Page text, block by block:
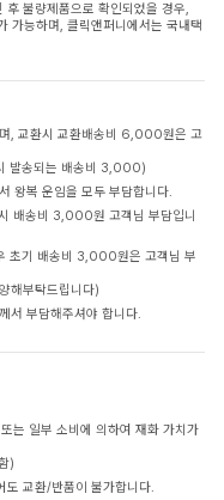
불량제품으로 확인되었을 경우,
가능하며, 클릭앤퍼니에서는 국내택
, 교환시 교환배송비 6,000원은 고
발송되는 배송비 3,000)
왕복 운임을 모두 부담합니다.
배송비 3,000원 고객님 부담입니
초기 배송비 3,000원은 고객님 부
해부탁드립니다)
서 부담해주셔야 합니다.
는 일부 소비에 의하여 재화 가치가
)
도 교환/반품이 불가합니다.